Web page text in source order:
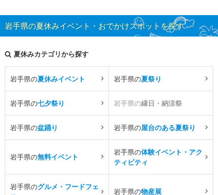
岩手県の夏休みイベント・おでかけスポットを探す
夏休みカテゴリから探す
岩手県の夏休みイベント 岩手県の夏祭り
岩手県の七夕祭り 岩手県の縁日・納涼祭
岩手県の盆踊り 岩手県の屋台のある夏祭り
岩手県の無料イベント
岩手県の体験イベント・アク
ティビティ
岩手県のグルメ・フードフェ
岩手県の物産展